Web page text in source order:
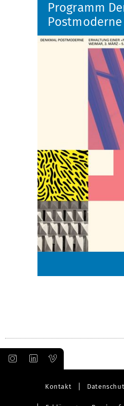
Programm
Postmoderne
Kontakt